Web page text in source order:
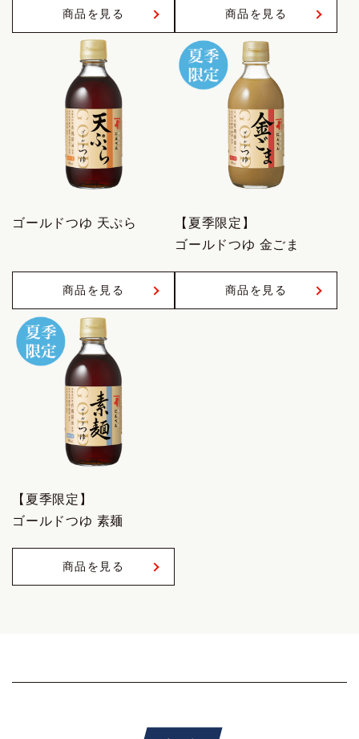
商品を見る 商品を見る
ゴールドつゆ 天ぷら
商品を見る
【夏季限定】
ゴールドつゆ 金ごま
商品を見る
【夏季限定】
ゴールドつゆ 素麺
商品を見る